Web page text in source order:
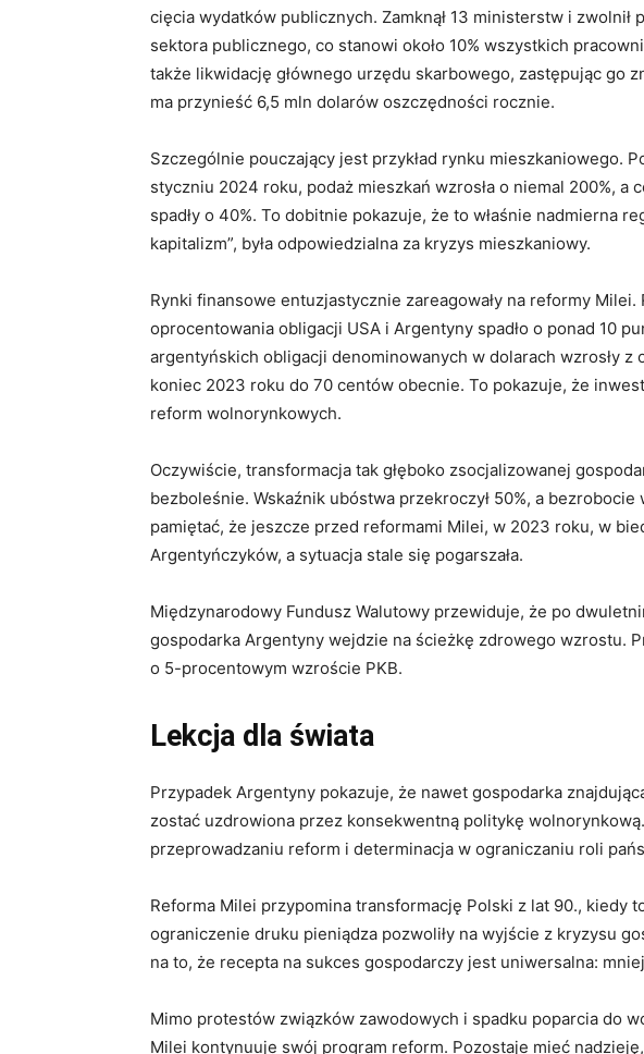
cięcia wydatków publicznych. Zamknął 13 ministerstw i
sektora publicznego, co stanowi około 10% wszystkich
także likwidację głównego urzędu skarbowego, zastępując go
ma przynieść 6,5 mln dolarów oszczędności rocznie.
Szczególnie pouczający jest przykład rynku mieszkaniowego.
styczniu 2024 roku, podaż mieszkań wzrosła o niemal 200%, a
spadły o 40%. To dobitnie pokazuje, że to właśnie nadmierna
kapitalizm”, była odpowiedzialna za kryzys mieszkaniowy.
Rynki finansowe entuzjastycznie zareagowały na reformy
oprocentowania obligacji USA i Argentyny spadło o ponad 10
argentyńskich obligacji denominowanych w dolarach wzrosły z
koniec 2023 roku do 70 centów obecnie. To pokazuje, że
reform wolnorynkowych.
Oczywiście, transformacja tak głęboko zsocjalizowanej
bezboleśnie. Wskaźnik ubóstwa przekroczył 50%, a bezrobocie
pamiętać, że jeszcze przed reformami Milei, w 2023 roku, w
Argentyńczyków, a sytuacja stale się pogarszała.
Międzynarodowy Fundusz Walutowy przewiduje, że po
gospodarka Argentyny wejdzie na ścieżkę zdrowego wzrostu.
o 5-procentowym wzroście PKB.
Lekcja dla świata
Przypadek Argentyny pokazuje, że nawet gospodarka
zostać uzdrowiona przez konsekwentną politykę
przeprowadzaniu reform i determinacja w ograniczaniu roli
Reforma Milei przypomina transformację Polski z lat 90., kiedy
ograniczenie druku pieniądza pozwoliły na wyjście z kryzysu
na to, że recepta na sukces gospodarczy jest uniwersalna:
Mimo protestów związków zawodowych i spadku poparcia do
Milei kontynuuje swój program reform. Pozostaje mieć